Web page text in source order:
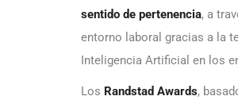
sentido de pertenencia, a
entorno laboral gracias a la
Inteligencia Artificial en los
Los Randstad Awards,